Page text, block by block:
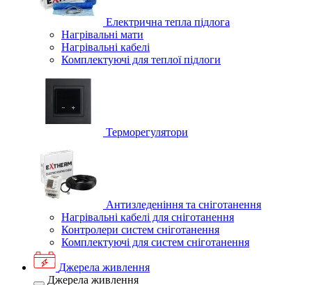
Електрична тепла підлога
Нагрівальні мати
Нагрівальні кабелі
Комплектуючі для теплої підлоги
Терморегулятори
Антизледеніння та сніготанення
Нагрівальні кабелі для сніготанення
Контролери систем сніготанення
Комплектуючі для систем сніготанення
Джерела живлення
Джерела живлення